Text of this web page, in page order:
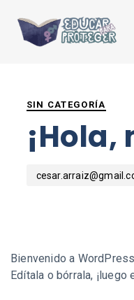
SIN CATEGORÍA
Bienvenido a
Edítala o bórrala,